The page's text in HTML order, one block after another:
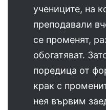
учениците, на
преподавали
се променят,
обогатяват.
поредица от
крак с
нея вървим